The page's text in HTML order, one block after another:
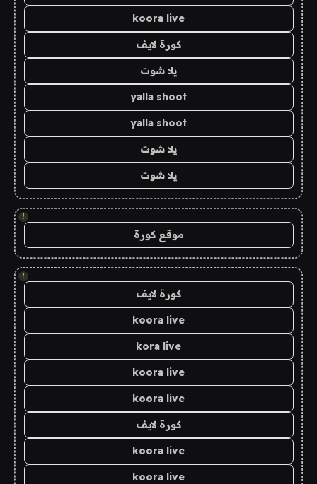
koora live
كورة لايف
يلا شوت
yalla shoot
yalla shoot
يلا شوت
يلا شوت
!
موقع كورة
!
كورة لايف
koora live
kora live
koora live
koora live
كورة لايف
koora live
koora live